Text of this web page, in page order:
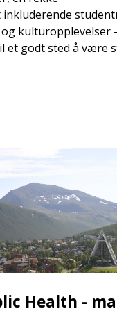
kulturopplevelser
et godt sted å være
Health -